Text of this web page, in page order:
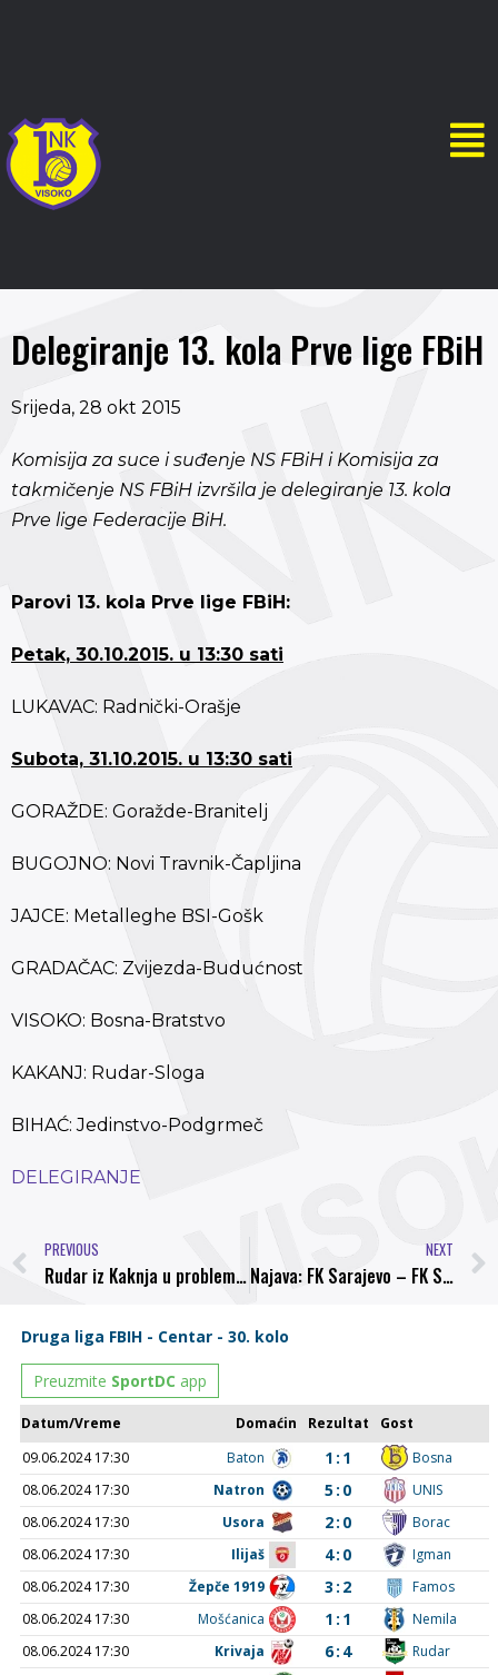
Delegiranje 13. kola Prve lige FBiH
Srijeda, 28 okt 2015
Komisija za suce i suđenje NS FBiH i Komisija za
takmičenje NS FBiH izvršila je delegiranje 13. kola
Prve lige Federacije BiH.
Parovi 13. kola Prve lige FBiH:
Petak, 30.10.2015. u 13:30 sati
LUKAVAC: Radnički-Orašje
Subota, 31.10.2015. u 13:30 sati
GORAŽDE: Goražde-Branitelj
BUGOJNO: Novi Travnik-Čapljina
JAJCE: Metalleghe BSI-Gošk
GRADAČAC: Zvijezda-Budućnost
VISOKO: Bosna-Bratstvo
KAKANJ: Rudar-Sloga
BIHAĆ: Jedinstvo-Podgrmeč
DELEGIRANJE
PREVIOUS
Rudar iz Kaknja u problemima, igrači odbili trenirati
NEXT
Najava: FK Sarajevo – FK Sloboda